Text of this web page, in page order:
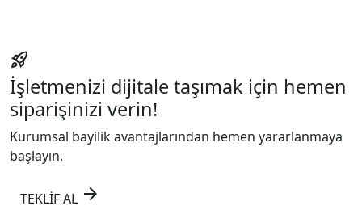
rocket_launch
İşletmenizi dijitale taşımak için hemen
siparişinizi verin!
Kurumsal bayilik avantajlarından hemen yararlanmaya
başlayın.
TEKLİF AL arrow_forward